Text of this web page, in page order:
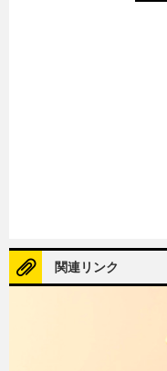
関連リンク